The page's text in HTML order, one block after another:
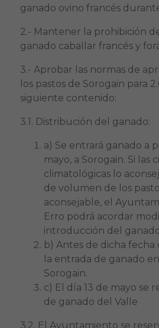
ganado ovino francés
2.- Mantener la prohibición
ganado caballar francés y
3.- Aprobar las normas de
los pastos de Sorogain para
siguiente contenido:
3.1. Distribución del ganado:
a) Se entrará ganado a
mayo, a Sorogain. Si las
climatológicas lo
de volumen de los
aconsejable, el
Erro podrá acordar
introducción del
b) Antes de dicha
la entrada de ganado
Sorogain.
c) El día 13 de mayo se
de ganado del Valle
3.2. El Ayuntamiento se